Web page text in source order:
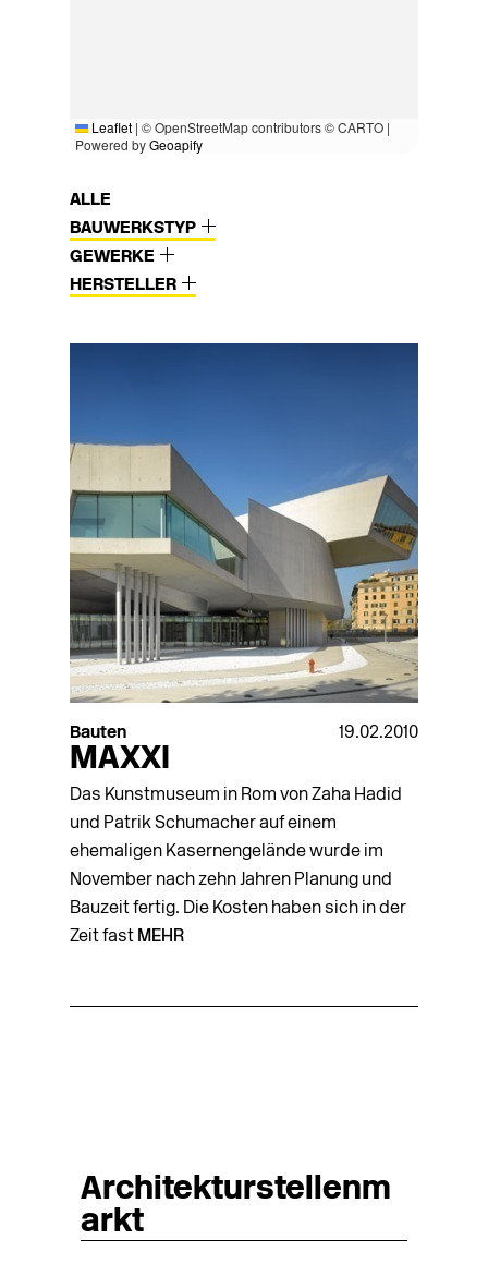
Leaflet | © OpenStreetMap contributors © CARTO |
Powered byGeoapify
ALLE
BAUWERKSTYP
GEWERKE
HERSTELLER
Bauten 19.02.2010
MAXXI
Das Kunstmuseum in Rom von Zaha Hadid
und Patrik Schumacher auf einem
ehemaligen Kasernengelände wurde im
November nach zehn Jahren Planung und
Bauzeit fertig. Die Kosten haben sich in der
Zeit fast MEHR
Architekturstellenm
arkt